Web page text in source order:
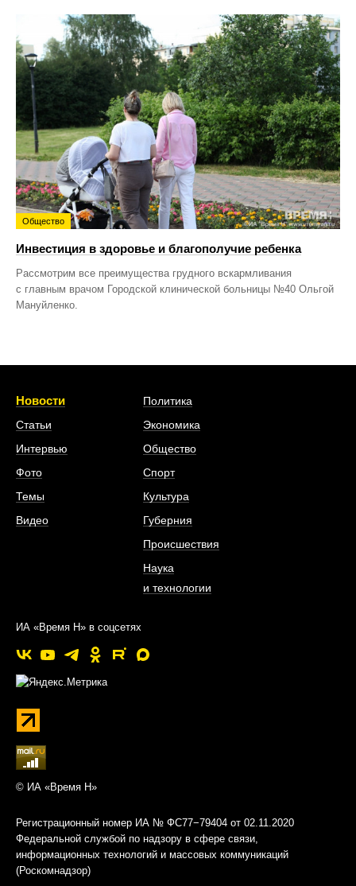
Общество
Инвестиция в здоровье и благополучие ребенка
Рассмотрим все преимущества грудного вскармливания
с главным врачом Городской клинической больницы №40 Ольгой
Мануйленко.
Новости
Статьи
Интервью
Фото
Темы
Видео
Политика
Экономика
Общество
Спорт
Культура
Губерния
Происшествия
Наука
и технологии
ИА «Время Н» в соцсетях
© ИА «Время Н»
Регистрационный номер ИА № ФС77−79404 от 02.11.2020
Федеральной службой по надзору в сфере связи,
информационных технологий и массовых коммуникаций
(Роскомнадзор)